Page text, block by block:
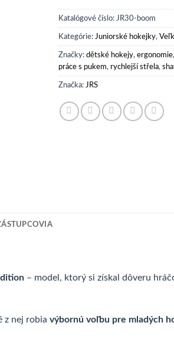
Katalógové číslo: JR30-boom
Kategórie: Juniorské hokejky,
Značky: dětské hokejy, ergonomie,
práce s pukem, rychlejší střela,
Značka: JRS
– model, ktorý si získal dôveru
z nej robia výbornú voľbu pre mladých